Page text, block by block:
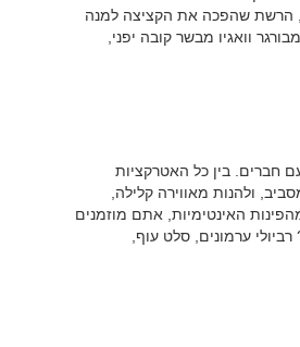
הרשת שהפכה את הקציצה למנה
וואגיו מבשר קובה יפני,
חברים. בין כל האטרקציות
ולהנות מאווירה קלילה,
האינטימיות, אתם מוזמנים
ערמונים, סלט עוף,